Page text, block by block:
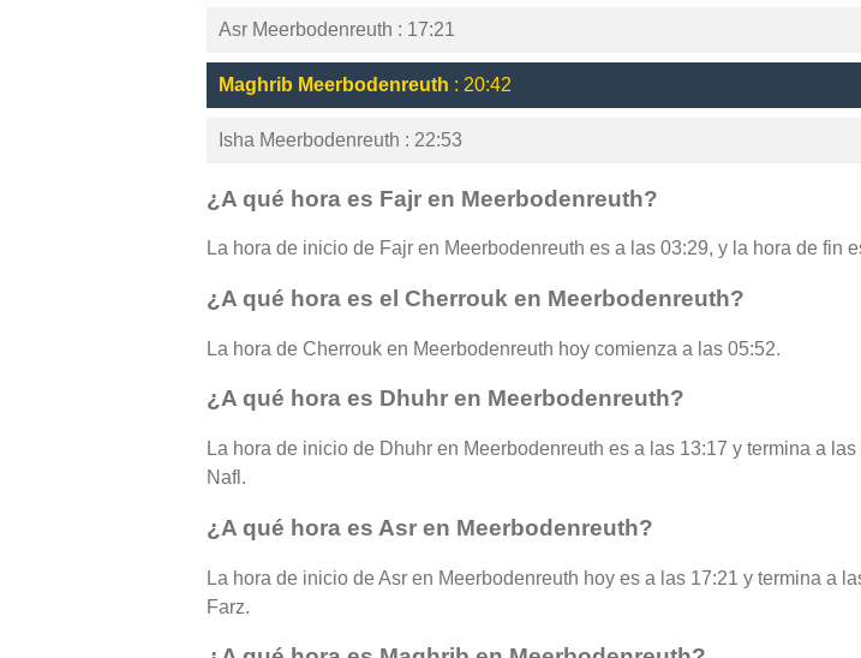
Asr Meerbodenreuth : 17:21
Maghrib Meerbodenreuth : 20:42
Isha Meerbodenreuth : 22:53
¿A qué hora es Fajr en Meerbodenreuth?
La hora de inicio de Fajr en Meerbodenreuth es a las 03:29, y la hora de fin
¿A qué hora es el Cherrouk en Meerbodenreuth?
La hora de Cherrouk en Meerbodenreuth hoy comienza a las 05:52.
¿A qué hora es Dhuhr en Meerbodenreuth?
La hora de inicio de Dhuhr en Meerbodenreuth es a las 13:17 y termina a
Nafl.
¿A qué hora es Asr en Meerbodenreuth?
La hora de inicio de Asr en Meerbodenreuth hoy es a las 17:21 y termina a
Farz.